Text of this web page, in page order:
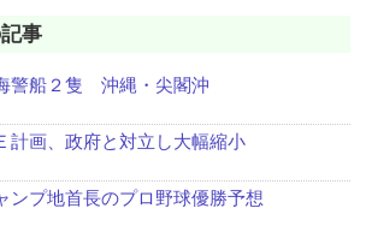
事
警船２隻 沖縄・尖閣沖
計画、政府と対立し大幅縮小
ンプ地首長のプロ野球優勝予想